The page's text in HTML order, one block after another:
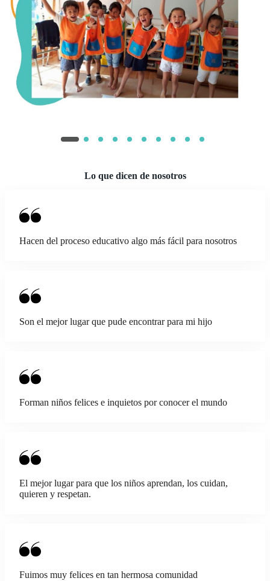
Lo que dicen de nosotros
Hacen del proceso educativo algo más fácil para nosotros
Son el mejor lugar que pude encontrar para mi hijo
Forman niños felices e inquietos por conocer el mundo
El mejor lugar para que los niños aprendan, los cuidan,
quieren y respetan.
Fuimos muy felices en tan hermosa comunidad